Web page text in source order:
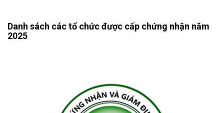
Danh sách các tổ chức được cấp chứng nhận năm
2025